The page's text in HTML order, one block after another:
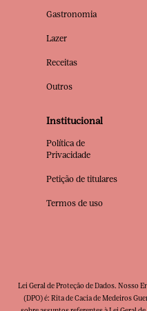
Gastronomia
Lazer
Receitas
Outros
Institucional
Política de
Privacidade
Petição de titulares
Termos de uso
Lei Geral de Proteção de Dados. Nosso
(DPO) é: Rita de Cacia de Medeiros